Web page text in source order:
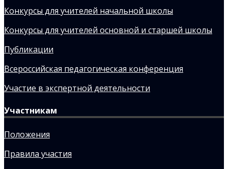
Конкурсы для учителей начальной школы
Конкурсы для учителей основной и старшей школы
Публикации
Всероссийская педагогическая конференция
Участие в экспертной деятельности
Участникам
Положения
Правила участия